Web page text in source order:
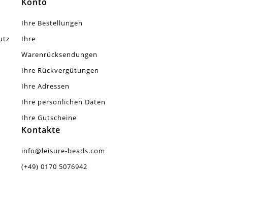
Ihre Bestellungen
Ihre
Warenrücksendungen
Ihre Rückvergütungen
Ihre Adressen
Ihre persönlichen Daten
Ihre Gutscheine
Kontakte
info@leisure-beads.com
(+49) 0170 5076942